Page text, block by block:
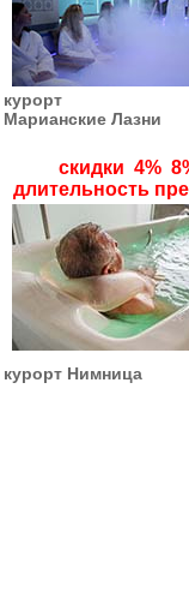
курорт
Марианские Лазни
скидки 4%
длительность
курорт Нимница